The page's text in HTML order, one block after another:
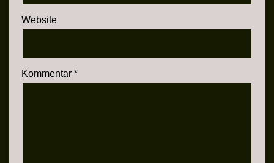
Website
Kommentar *